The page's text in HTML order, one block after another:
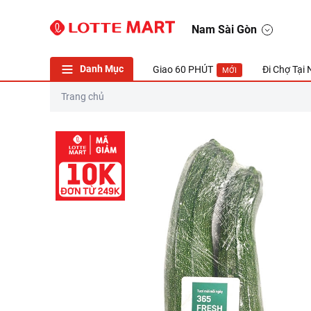
Nam Sài Gòn
Danh Mục Giao 60 PHÚT MỚI Đi Chợ Tại
Trang chủ